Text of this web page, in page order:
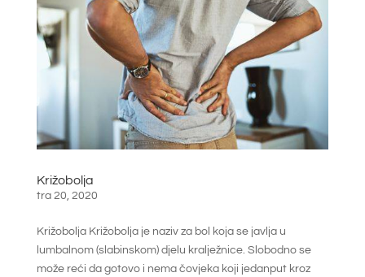
Križobolja
tra 20, 2020
Križobolja Križobolja je naziv za bol koja se javlja u
lumbalnom (slabinskom) djelu kralježnice. Slobodno se
može reći da gotovo i nema čovjeka koji jedanput kroz